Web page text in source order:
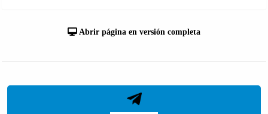
Abrir página en versión completa